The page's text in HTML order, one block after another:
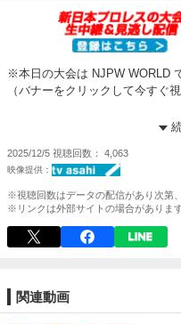
※本日の大会は NJPW WORLD
（バナーをクリックして今すぐ視
イン & ランス・アーチャー
(6分24秒) Ice HIGH→エビ固め
新日本プロレス観るなら NJPW
登録＆視聴⇒https://
⇒https://www.amazon.co.jp/
《初回7日間無料》
2025/12/5 視聴回数 4,063
※視聴回数はデータの配信があり次第
※リンクは外部サイトの場合があります
関連動画